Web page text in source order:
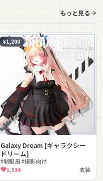
もっと見る
¥1,200
Galaxy Dream [ギャラクシー
ドリーム]
#制服風 #撮影向け
1,534 衣装